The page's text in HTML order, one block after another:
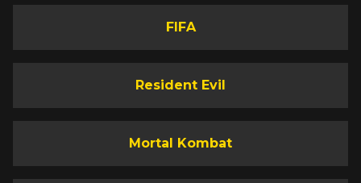
FIFA
Resident Evil
Mortal Kombat